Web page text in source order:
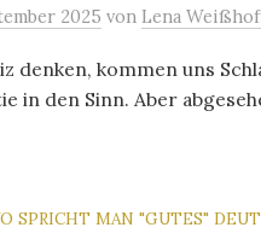
2025 von Lena
denken, kommen uns
in den Sinn. Aber
SPRICHT MAN "GUTES"